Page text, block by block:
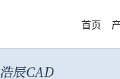
首页